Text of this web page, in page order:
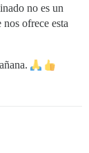
no es un
ofrece esta